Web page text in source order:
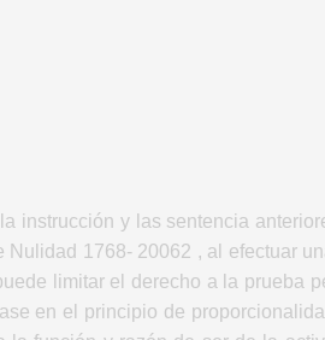
instrucción y las sentencia
1768- 20062 , al efectuar
limitar el derecho a la prueba
en el principio de